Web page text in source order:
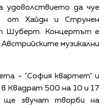
удоволствието да чуе
Хайдн и Струнен
Шуберт. Концертът е
музикални
- "София квартет" и
500 на 10 и 17
ще звучат творби на